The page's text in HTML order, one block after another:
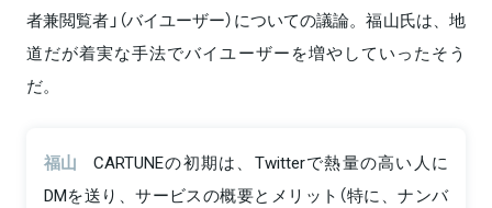
者兼閲覧者」（バイユーザー）についての議論。福山氏は、地
道だが着実な手法でバイユーザーを増やしていったそう
だ。
福山
CARTUNEの初期は、Twitterで熱量の高い人に
DMを送り、サービスの概要とメリット（特に、ナンバ